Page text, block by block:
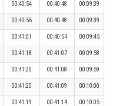
00:40:54 00:40:48 00:09:39
00:40:56 00:40:48 00:09:39
00:41:01 00:40:54 00:09:45
00:41:18 00:41:07 00:09:58
00:41:20 00:41:08 00:09:59
00:41:20 00:41:09 00:10:00
00:41:19 00:41:14 00:10:05